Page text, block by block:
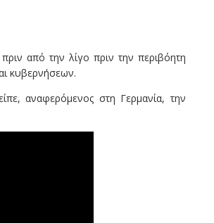
από την λίγο πριν την περιβόητη
κυβερνήσεων.
αναφερόμενος στη Γερμανία, την